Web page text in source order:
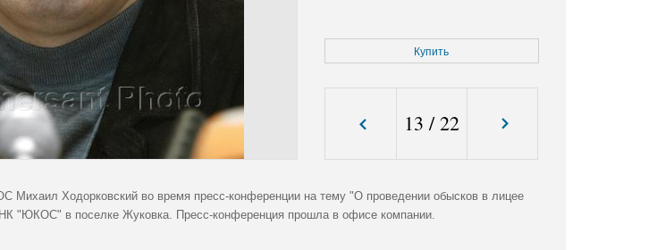
Купить
13 /22
Михаил Ходорковский во время пресс-конференции на тему "О проведении обысков в лицее
"ЮКОС" в поселке Жуковка. Пресс-конференция прошла в офисе компании.